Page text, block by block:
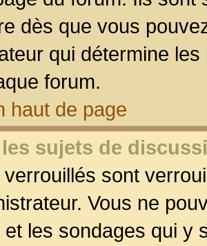
dès que vous
qui détermine
forum.
haut de page
sujets de
sont
Vous ne
les sondages qui y